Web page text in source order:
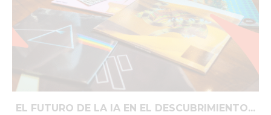
EL FUTURO DE LA IA EN EL DESCUBRIMIENTO...